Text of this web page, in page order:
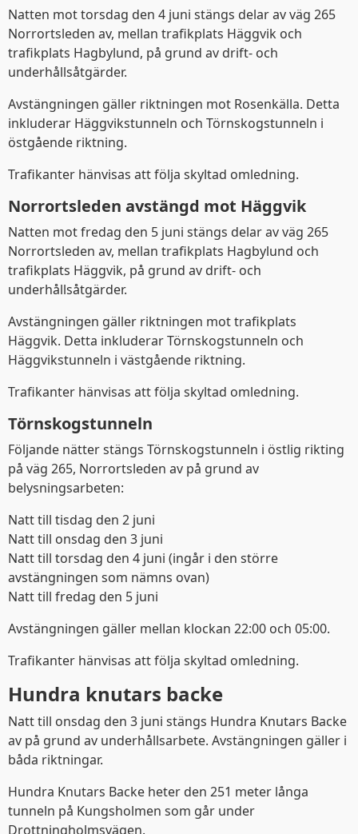
Natten mot torsdag den 4 juni stängs delar av väg 265
Norrortsleden av, mellan trafikplats Häggvik och
trafikplats Hagbylund, på grund av drift- och
underhållsåtgärder.
Avstängningen gäller riktningen mot Rosenkälla. Detta
inkluderar Häggvikstunneln och Törnskogstunneln i
östgående riktning.
Trafikanter hänvisas att följa skyltad omledning.
Norrortsleden avstängd mot Häggvik
Natten mot fredag den 5 juni stängs delar av väg 265
Norrortsleden av, mellan trafikplats Hagbylund och
trafikplats Häggvik, på grund av drift- och
underhållsåtgärder.
Avstängningen gäller riktningen mot trafikplats
Häggvik. Detta inkluderar Törnskogstunneln och
Häggvikstunneln i västgående riktning.
Trafikanter hänvisas att följa skyltad omledning.
Törnskogstunneln
Följande nätter stängs Törnskogstunneln i östlig rikting
på väg 265, Norrortsleden av på grund av
belysningsarbeten:
Natt till tisdag den 2 juni
Natt till onsdag den 3 juni
Natt till torsdag den 4 juni (ingår i den större
avstängningen som nämns ovan)
Natt till fredag den 5 juni
Avstängningen gäller mellan klockan 22:00 och 05:00.
Trafikanter hänvisas att följa skyltad omledning.
Hundra knutars backe
Natt till onsdag den 3 juni stängs Hundra Knutars Backe
av på grund av underhållsarbete. Avstängningen gäller i
båda riktningar.
Hundra Knutars Backe heter den 251 meter långa
tunneln på Kungsholmen som går under
Drottningholmsvägen.